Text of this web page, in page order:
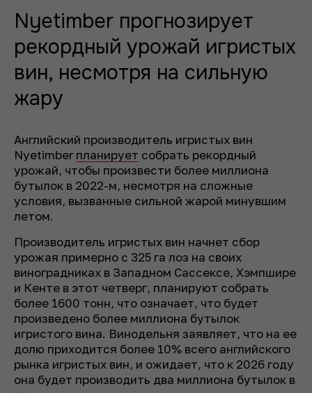
Nyetimber прогнозирует
рекордный урожай игристых
вин, несмотря на сильную
жару
Английский производитель игристых вин
Nyetimber планирует собрать рекордный
урожай, чтобы произвести более миллиона
бутылок в 2022-м, несмотря на сложные
условия, вызванные сильной жарой минувшим
летом.
Производитель игристых вин начнет сбор
урожая примерно с 325 га лоз на своих
виноградниках в Западном Сассексе, Хэмпшире
и Кенте в этот четверг, планируют собрать
более 1600 тонн, что означает, что будет
произведено более миллиона бутылок
игристого вина. Винодельня заявляет, что на ее
долю приходится более 10% всего английского
рынка игристых вин, и ожидает, что к 2026 году
она будет производить два миллиона бутылок в